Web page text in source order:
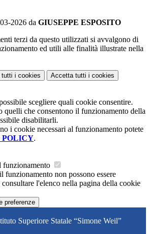
2026 da GIUSEPPE ESPOSITO
terzi da questo utilizzati si avvalgono di
ed utili alle finalità illustrate nella
tutti i cookies Accetta tutti i cookies
scegliere quali cookie consentire.
quelli che consentono il funzionamento della
disabilitarli.
i cookie necessari al funzionamento potete
POLICY.
funzionamento
funzionamento non possono essere
l'elenco nella pagina della cookie
preferenze
Superiore Statale “Simone Weil”